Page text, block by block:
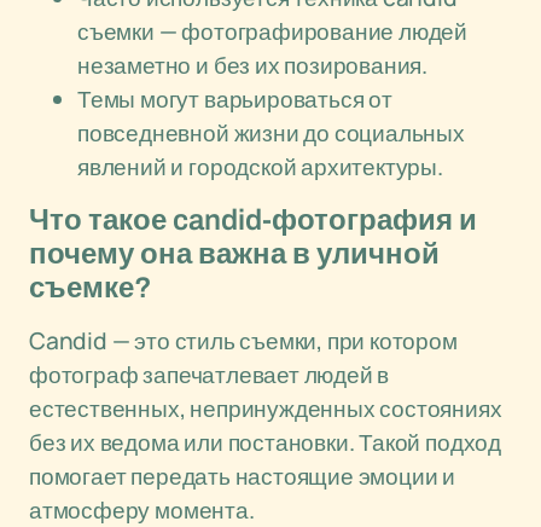
съемки — фотографирование людей
незаметно и без их позирования.
Темы могут варьироваться от
повседневной жизни до социальных
явлений и городской архитектуры.
Что такое candid-фотография и
почему она важна в уличной
съемке?
Candid — это стиль съемки, при котором
фотограф запечатлевает людей в
естественных, непринужденных состояниях
без их ведома или постановки. Такой подход
помогает передать настоящие эмоции и
атмосферу момента.